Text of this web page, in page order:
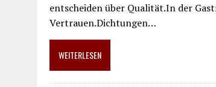
entscheiden über Qualität.In der
Vertrauen.Dichtungen…
WEITERLESEN